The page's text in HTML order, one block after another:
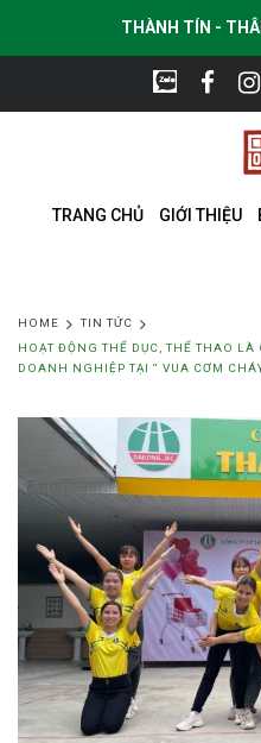
THÀNH TÍN -
TRANG CHỦ GIỚI THIỆU
HOME
TIN TỨC
HOẠT ĐỘNG THỂ DỤC, THỂ THAO
DOANH NGHIỆP TẠI “ VUA CƠM